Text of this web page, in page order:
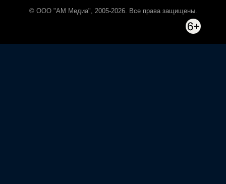
© ООО "АМ Медиа", 2005-2026. Все права защищены.